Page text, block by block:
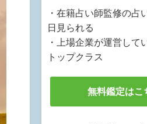
・在籍占い師監修の占
日見られる
・上場企業が運営して
トップクラス
無料鑑定はこ